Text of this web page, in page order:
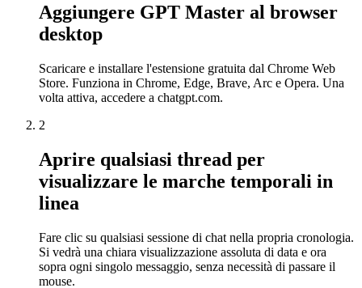
Aggiungere GPT Master al browser
desktop
Scaricare e installare l'estensione gratuita dal Chrome Web
Store. Funziona in Chrome, Edge, Brave, Arc e Opera. Una
volta attiva, accedere a chatgpt.com.
2
Aprire qualsiasi thread per
visualizzare le marche temporali in
linea
Fare clic su qualsiasi sessione di chat nella propria cronologia.
Si vedrà una chiara visualizzazione assoluta di data e ora
sopra ogni singolo messaggio, senza necessità di passare il
mouse.